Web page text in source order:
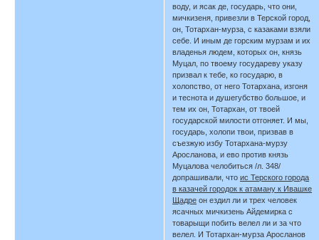
воду, и ясак де, государь, что они,
мичкизеня, привезли в Терской город,
он, Тотархан-мурза, с казаками взяли
себе. И иным де горским мурзам и их
владенья людем, которых он, князь
Муцал, по твоему государеву указу
призвал к тебе, ко государю, в
холопство, от него Тотархана, изгоня
и теснота и душегубство большое, и
тем их он, Тотархан, от твоей
государской милости отгоняет. И мы,
государь, холопи твои, призвав в
съезжую избу Тотархана-мурзу
Аросланова, и ево против князь
Муцалова челобиться /л. 348/
допрашивали, чтоис Терского города
в казачей городок к атаману к Ивашке
Щадре он ездил ли и трех человек
ясачных мичкизень Айдемирка с
товарыщи побить велел ли и за что
велел. И Тотархан-мурза Аросланов